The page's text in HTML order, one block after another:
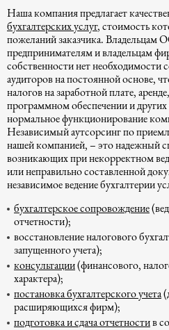
Наша компания предлагает
бухгалтерских услуг, стоимость
пожеланий заказчика.
предпринимателям и владельцам
собственности нет необходимости
аудиторов на постоянной основе,
налогов на заработной плате,
программном обеспечении и
нормальное функционирование
Независимый аутсорсинг по
нашей компанией, – это надежный
возникающих при некорректном
или неправильно составленной
независимое ведение бухгалтерии
бухгалтерское сопровождение
отчетности);
восстановление налогового
запущенного учета);
консультации(финансового,
характера);
постановка бухгалтерского учета
расширяющихся фирм);
подготовка и сдача отчетностив